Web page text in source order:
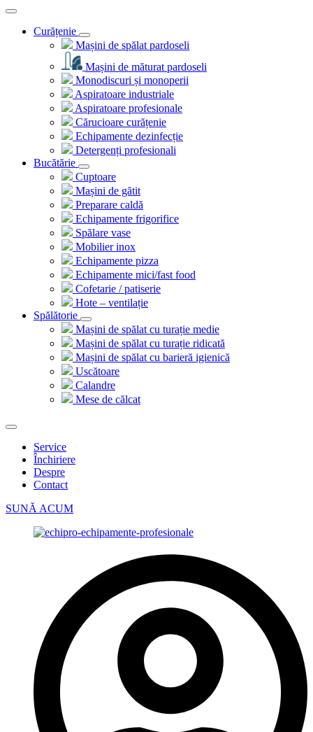
Curățenie
Mașini de spălat pardoseli
Mașini de măturat pardoseli
Monodiscuri și monoperii
Aspiratoare industriale
Aspiratoare profesionale
Cărucioare curățenie
Echipamente dezinfecție
Detergenți profesionali
Bucătărie
Cuptoare
Mașini de gătit
Preparare caldă
Echipamente frigorifice
Spălare vase
Mobilier inox
Echipamente pizza
Echipamente mici/fast food
Cofetarie / patiserie
Hote – ventilație
Spălătorie
Mașini de spălat cu turație medie
Mașini de spălat cu turație ridicată
Mașini de spălat cu barieră igienică
Uscătoare
Calandre
Mese de călcat
Service
Închiriere
Despre
Contact
SUNĂ ACUM